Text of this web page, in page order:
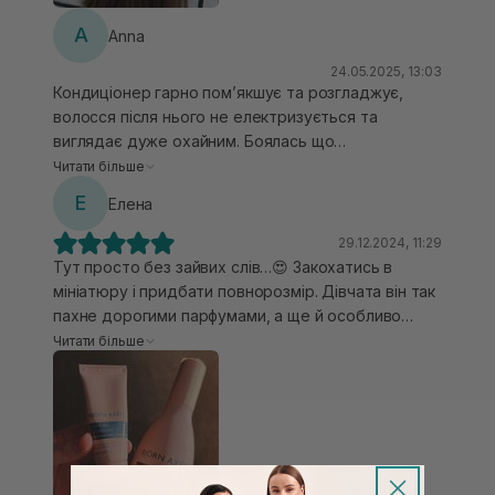
A Anna
24.05.2025, 13:03
Кондиціонер гарно помʼякшує та розгладжує,
волосся після нього не електризується та
виглядає дуже охайним. Боялась що
переобтяжить, але все ок. Консистенція густа,
Читати більше
Е Елена
29.12.2024, 11:29
Тут просто без зайвих слів…😍 Закохатись в
мініатюру і придбати повнорозмір. Дівчата він так
пахне дорогими парфумами, а ще й особливо
баночка ззовні, що тяжко відірватись не нюхаючи
запах цілий день🌟 Потрібно не багато для вау-
ефекту, дає нереальну мʼягкість, зволоження,
блиск і запахх ( щось нереальне). Пориста
волосинка - оцінить! Згладжене та шовковисте -
це все про волосся після цього кондиціонеру❤️‍🔥
Щиро рекомендую спробувати !)
Читати більше